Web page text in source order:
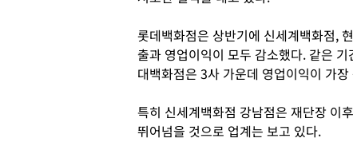
롯데백화점은 상반기에 신세계백화점,
출과 영업이익이 모두 감소했다. 같은
대백화점은 3사 가운데 영업이익이 가
특히 신세계백화점 강남점은 재단장 이
뛰어넘을 것으로 업계는 보고 있다.